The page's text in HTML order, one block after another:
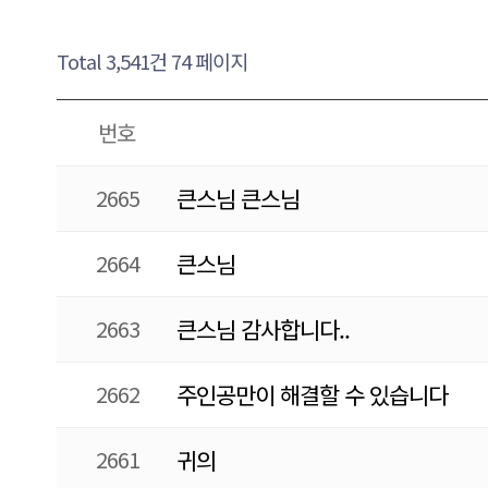
Total 3,541건 74 페이지
번호
2665 큰스님 큰스님
2664 큰스님
2663 큰스님 감사합니다..
2662 주인공만이 해결할 수 있습니다
2661 귀의